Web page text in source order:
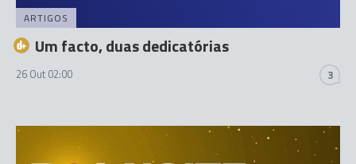
ARTIGOS
Um facto, duas dedicatórias
26 Out 02:00 3